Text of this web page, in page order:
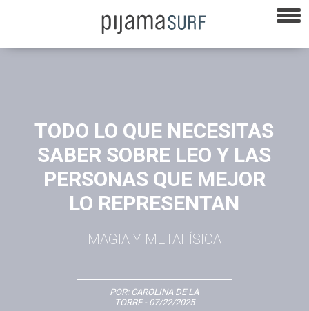
TODO LO QUE NECESITAS
SABER SOBRE LEO Y LAS
PERSONAS QUE MEJOR
LO REPRESENTAN
MAGIA Y METAFÍSICA
POR: CAROLINA DE LA
TORRE- 07/22/2025